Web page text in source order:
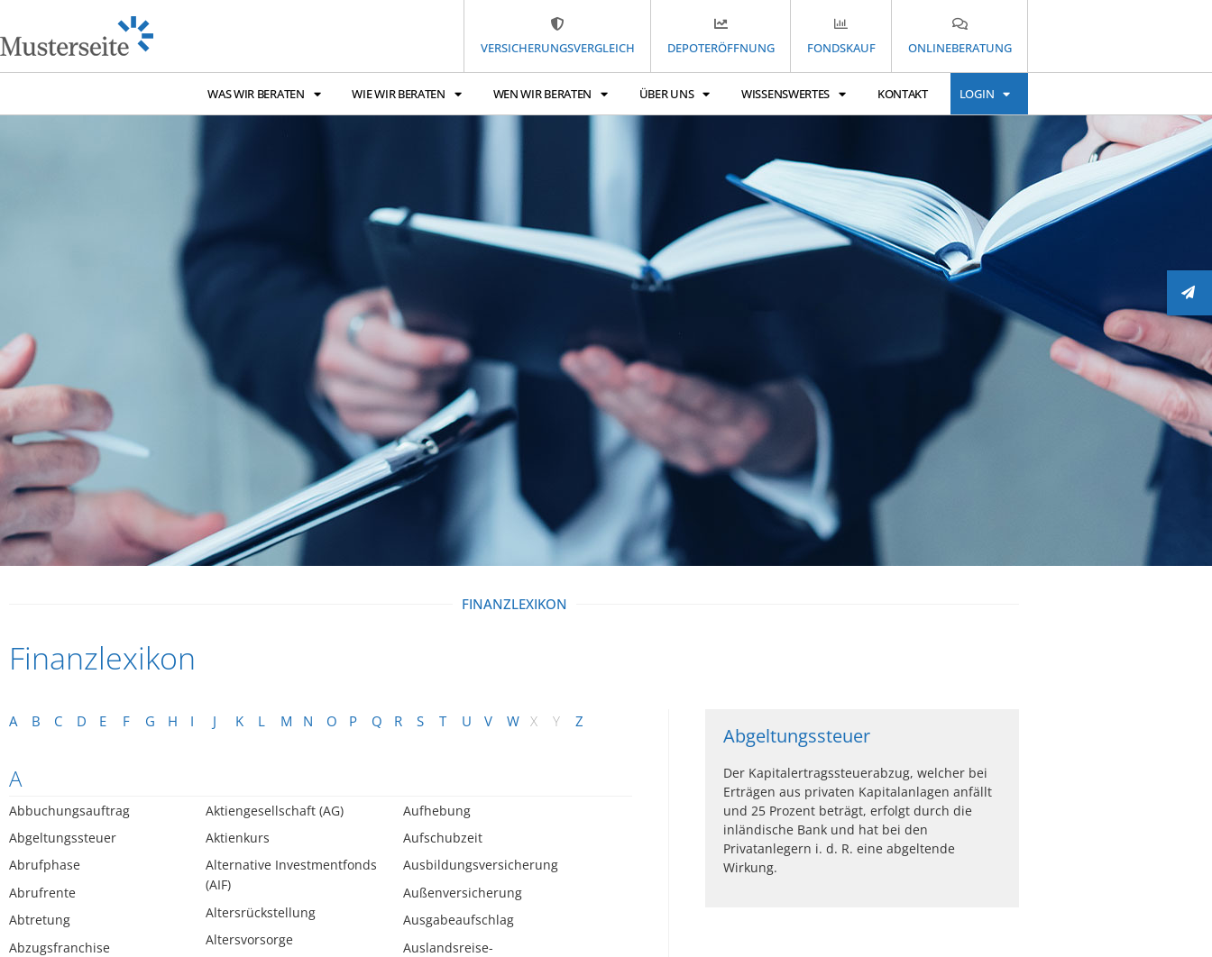
VERSICHERUNGSVERGLEICH DEPOTERÖFFNUNG FONDSKAUF ONLINEBERATUNG
WAS WIR BERATEN WIE WIR BERATEN WEN WIR BERATEN ÜBER UNS WISSENSWERTES KONTAKT LOGIN
FINANZLEXIKON
Finanzlexikon
A B C D E F G H I J K L M N O P Q R S T U V W X Y Z
A
Abbuchungsauftrag
Abgeltungssteuer
Abrufphase
Abrufrente
Abtretung
Abzugsfranchise
Aktiengesellschaft (AG)
Aktienkurs
Alternative Investmentfonds
(AIF)
Altersrückstellung
Altersvorsorge
Aufhebung
Aufschubzeit
Ausbildungsversicherung
Außenversicherung
Ausgabeaufschlag
Auslandsreise-
Abgeltungssteuer
Der Kapitalertragssteuerabzug, welcher bei
Erträgen aus privaten Kapitalanlagen anfällt
und 25 Prozent beträgt, erfolgt durch die
inländische Bank und hat bei den
Privatanlegern i. d. R. eine abgeltende
Wirkung.